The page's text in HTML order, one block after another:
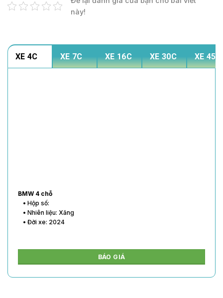
này!
XE 4C XE 7C XE 16C XE 30C XE 45C
BMW 4 chỗ
• Hộp số:
• Nhiên liệu: Xăng
• Đời xe: 2024
BÁO GIÁ